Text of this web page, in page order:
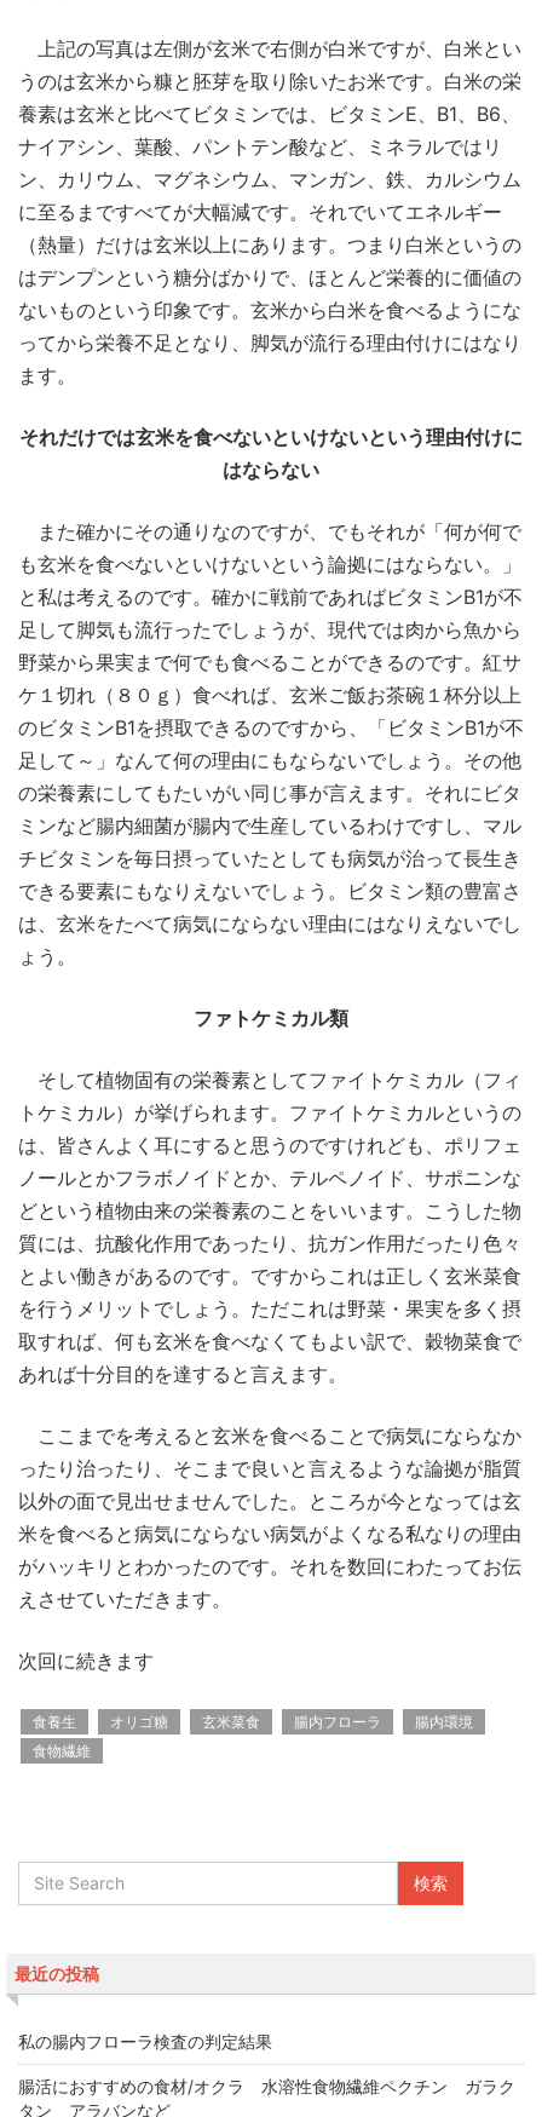
上記の写真は左側が玄米で右側が白米ですが、白米とい
うのは玄米から糠と胚芽を取り除いたお米です。白米の栄
養素は玄米と比べてビタミンでは、ビタミンE、B1、B6、
ナイアシン、葉酸、パントテン酸など、ミネラルではリ
ン、カリウム、マグネシウム、マンガン、鉄、カルシウム
に至るまですべてが大幅減です。それでいてエネルギー
（熱量）だけは玄米以上にあります。つまり白米というの
はデンプンという糖分ばかりで、ほとんど栄養的に価値の
ないものという印象です。玄米から白米を食べるようにな
ってから栄養不足となり、脚気が流行る理由付けにはなり
ます。
それだけでは玄米を食べないといけないという理由付けに
はならない
また確かにその通りなのですが、でもそれが「何が何で
も玄米を食べないといけないという論拠にはならない。」
と私は考えるのです。確かに戦前であればビタミンB1が不
足して脚気も流行ったでしょうが、現代では肉から魚から
野菜から果実まで何でも食べることができるのです。紅サ
ケ１切れ（８０ｇ）食べれば、玄米ご飯お茶碗１杯分以上
のビタミンB1を摂取できるのですから、「ビタミンB1が不
足して～」なんて何の理由にもならないでしょう。その他
の栄養素にしてもたいがい同じ事が言えます。それにビタ
ミンなど腸内細菌が腸内で生産しているわけですし、マル
チビタミンを毎日摂っていたとしても病気が治って長生き
できる要素にもなりえないでしょう。ビタミン類の豊富さ
は、玄米をたべて病気にならない理由にはなりえないでし
ょう。
ファトケミカル類
そして植物固有の栄養素としてファイトケミカル（フィ
トケミカル）が挙げられます。ファイトケミカルというの
は、皆さんよく耳にすると思うのですけれども、ポリフェ
ノールとかフラボノイドとか、テルペノイド、サポニンな
どという植物由来の栄養素のことをいいます。こうした物
質には、抗酸化作用であったり、抗ガン作用だったり色々
とよい働きがあるのです。ですからこれは正しく玄米菜食
を行うメリットでしょう。ただこれは野菜・果実を多く摂
取すれば、何も玄米を食べなくてもよい訳で、穀物菜食で
あれば十分目的を達すると言えます。
ここまでを考えると玄米を食べることで病気にならなか
ったり治ったり、そこまで良いと言えるような論拠が脂質
以外の面で見出せませんでした。ところが今となっては玄
米を食べると病気にならない病気がよくなる私なりの理由
がハッキリとわかったのです。それを数回にわたってお伝
えさせていただきます。
次回に続きます
食養生 オリゴ糖 玄米菜食 腸内フローラ
腸内環境
食物繊維
最近の投稿
私の腸内フローラ検査の判定結果
腸活におすすめの食材/オクラ 水溶性食物繊維ペクチン ガラク
タン アラバンなど